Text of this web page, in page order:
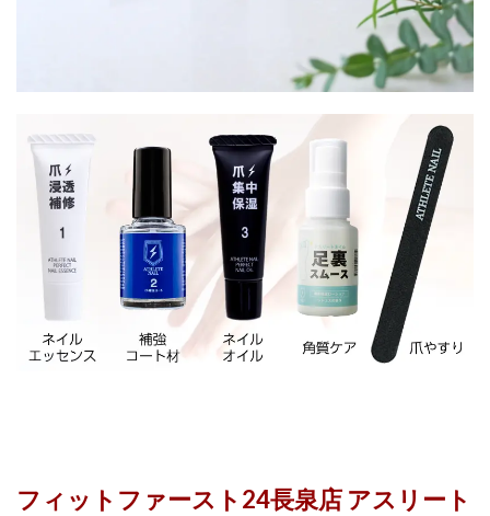
フィットファースト24長泉店 アスリート